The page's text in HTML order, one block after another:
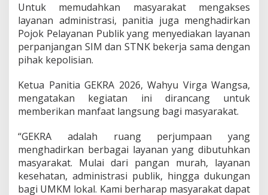
Untuk memudahkan masyarakat mengakses
layanan administrasi, panitia juga menghadirkan
Pojok Pelayanan Publik yang menyediakan layanan
perpanjangan SIM dan STNK bekerja sama dengan
pihak kepolisian.
Ketua Panitia GEKRA 2026, Wahyu Virga Wangsa,
mengatakan kegiatan ini dirancang untuk
memberikan manfaat langsung bagi masyarakat.
“GEKRA adalah ruang perjumpaan yang
menghadirkan berbagai layanan yang dibutuhkan
masyarakat. Mulai dari pangan murah, layanan
kesehatan, administrasi publik, hingga dukungan
bagi UMKM lokal. Kami berharap masyarakat dapat